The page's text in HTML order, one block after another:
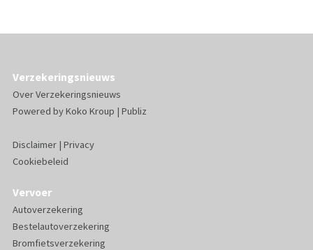
Verzekeringsnieuws
Over Verzekeringsnieuws
Powered byKoko Kroup | Publiz
Disclaimer| Privacy
Cookiebeleid
Vervoer
Autoverzekering
Bestelautoverzekering
Bromfietsverzekering